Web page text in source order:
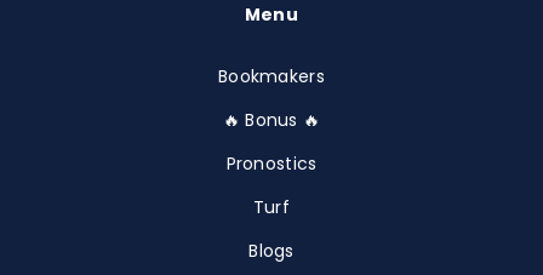
Menu
Bookmakers
🔥 Bonus 🔥
Pronostics
Turf
Blogs